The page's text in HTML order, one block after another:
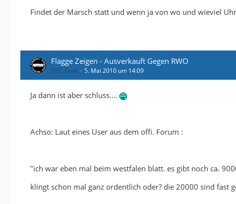
Findet der Marsch statt und wenn ja von wo und wieviel
Flagge Zeigen - Ausverkauft Gegen RWO
DSC-Feak 5. Mai 2010 um 14:09
Ja dann ist aber schluss....
Achso: Laut eines User aus dem offi. Forum :
"ich war eben mal beim westfalen blatt. es gibt noch ca.
klingt schon mal ganz ordentlich oder? die 20000 sind fast